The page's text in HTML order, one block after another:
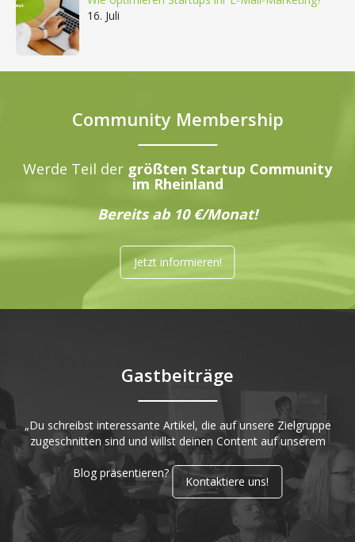
16. Juli
Community Membership
Werde Teil der größten Startup Community
im Rheinland
Bereits ab 10 €/Monat!
Jetzt informieren!
Gastbeiträge
„Du schreibst interessante Artikel, die auf unsere Zielgruppe
zugeschnitten sind und willst deinen Content auf unserem
Blog präsentieren?
Kontaktiere uns!